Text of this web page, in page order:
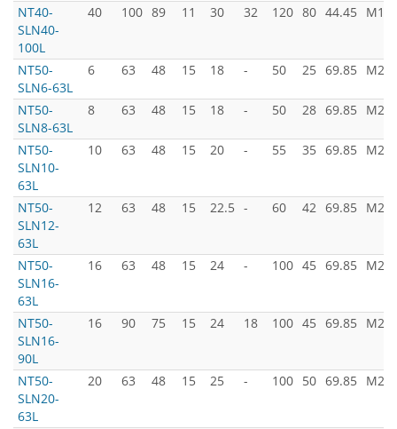
NT40-
SLN40-
100L
40 100 89 11 30 32 120 80 44.45
NT50-
SLN6-63L
6 63 48 15 18 - 50 25 69.85
NT50-
SLN8-63L
8 63 48 15 18 - 50 28 69.85
NT50-
SLN10-
63L
10 63 48 15 20 - 55 35 69.85
NT50-
SLN12-
63L
12 63 48 15 22.5 - 60 42 69.85
NT50-
SLN16-
63L
16 63 48 15 24 - 100 45 69.85
NT50-
SLN16-
90L
16 90 75 15 24 18 100 45 69.85
NT50-
SLN20-
63L
20 63 48 15 25 - 100 50 69.85